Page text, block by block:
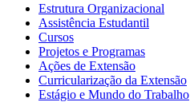
Estrutura Organizacional
Assistência Estudantil
Cursos
Projetos e Programas
Ações de Extensão
Curricularização da Extensão
Estágio e Mundo do Trabalho